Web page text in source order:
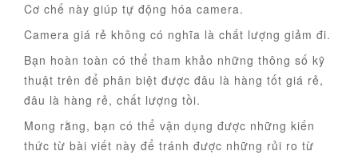
Cơ chế này giúp tự động hóa camera.
Camera giá rẻ không có nghĩa là chất lượng giảm đi.
Bạn hoàn toàn có thể tham khảo những thông số kỹ
thuật trên để phân biệt được đâu là hàng tốt giá rẻ,
đâu là hàng rẻ, chất lượng tồi.
Mong rằng, bạn có thể vận dụng được những kiến
thức từ bài viết này để tránh được những rủi ro từ